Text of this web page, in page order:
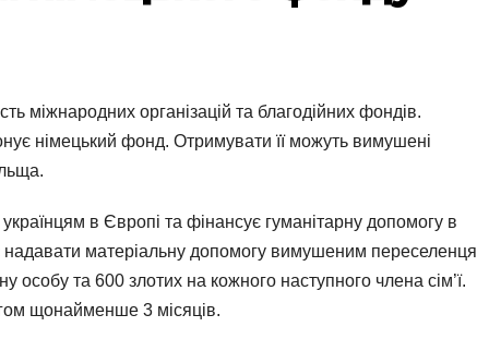
міжнародних організацій та благодійних фондів.
німецький фонд. Отримувати її можуть вимушені
в Європі та фінансує гуманітарну допомогу в
надавати матеріальну допомогу вимушеним
особу та 600 злотих на кожного наступного члена сім’ї.
щонайменше 3 місяців.